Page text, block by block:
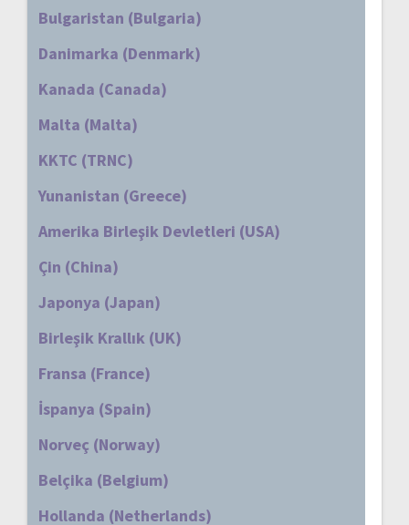
Bulgaristan (Bulgaria)
Danimarka (Denmark)
Kanada (Canada)
Malta (Malta)
KKTC (TRNC)
Yunanistan (Greece)
Amerika Birleşik Devletleri (USA)
Çin (China)
Japonya (Japan)
Birleşik Krallık (UK)
Fransa (France)
İspanya (Spain)
Norveç (Norway)
Belçika (Belgium)
Hollanda (Netherlands)